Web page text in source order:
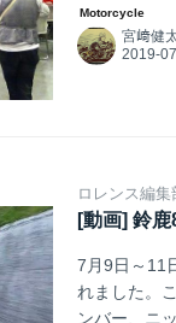
う方はパブ
宮﨑健
ロレンス編集
[動画] 鈴
7月9日～11
れました。
ンバー、ニ